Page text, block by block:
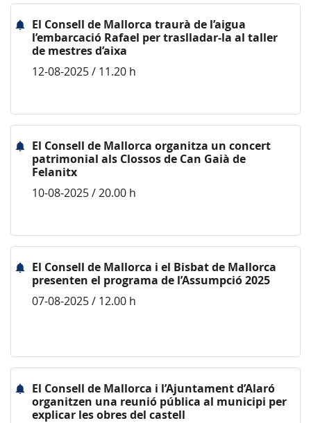
El Consell de Mallorca traurà de l’aigua
l’embarcació Rafael per traslladar-la al taller
de mestres d’aixa
12-08-2025 / 11.20 h
El Consell de Mallorca organitza un concert
patrimonial als Clossos de Can Gaià de
Felanitx
10-08-2025 / 20.00 h
El Consell de Mallorca i el Bisbat de Mallorca
presenten el programa de l’Assumpció 2025
07-08-2025 / 12.00 h
El Consell de Mallorca i l’Ajuntament d’Alaró
organitzen una reunió pública al municipi per
explicar les obres del castell